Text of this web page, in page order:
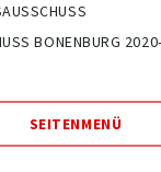
BONENBURG
SEITENMENÜ